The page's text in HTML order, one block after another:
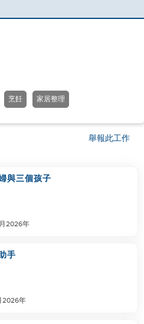
烹飪 家居整理
舉報此工作
與三個孩子
2026年
手
2026年